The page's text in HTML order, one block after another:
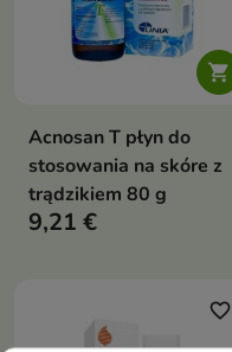

Acnosan T płyn do
stosowania na skóre z
trądzikiem 80 g
9,21 €
favorite_border